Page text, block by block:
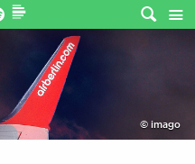
© imago